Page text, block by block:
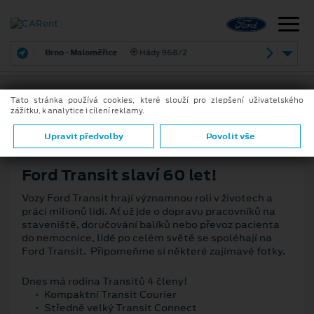
Brno - Maloměřice Hády 968/2
18. 7. 2025
Ford Transit slaví 60 let!
Vozy Ford Transit hrají významnou roli v životech a
práci milionů lidí. Ať už jde o dopravu pracovníků na
staveniště, doručování balíků nebo převoz pacienta
do nemocnice, lidé po celém světě se spoléhají na
Ford Transit. Připomeňme si některé zajímavé fotky.
Dnes má rodina Transitů 4 členy!
Kompaktní Transit Courier
Středně velký Transit Connect
Tato stránka používá cookies, které slouží pro zlepšení uživatelského
zážitku, k analytice i cílení reklamy.
Upravit předvolby Povolit vše